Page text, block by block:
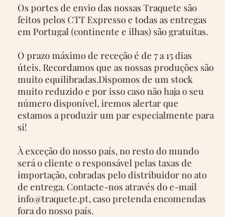
Os portes de envio das nossas Traquete são
feitos pelos CTT Expresso e todas as entregas
em Portugal (continente e ilhas) são gratuitas.
O prazo máximo de receção é de 7 a 15 dias
úteis. Recordamos que as nossas produções são
muito equilibradas.Dispomos de um stock
muito reduzido e por isso caso não haja o seu
número disponível, iremos alertar que
estamos a produzir um par especialmente para
si!
À exceção do nosso país, no resto do mundo
será o cliente o responsável pelas taxas de
importação, cobradas pelo distribuidor no ato
de entrega. Contacte-nos através do e-mail
info@traquete.pt, caso pretenda encomendas
fora do nosso país.